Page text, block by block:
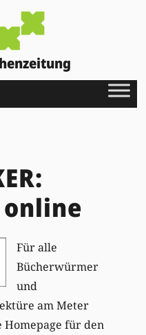
Für alle
Bücherwürmer
und
am Meter
Homepage für den